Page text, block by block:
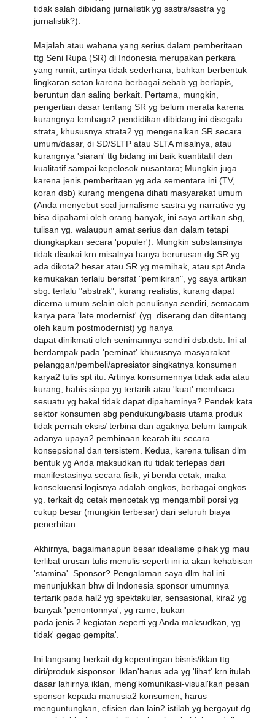
tidak salah dibidang jurnalistik yg sastra/sastra yg
jurnalistik?).
Majalah atau wahana yang serius dalam pemberitaan
ttg Seni Rupa (SR) di Indonesia merupakan perkara
yang rumit, artinya tidak sederhana, bahkan berbentuk
lingkaran setan karena berbagai sebab yg berlapis,
beruntun dan saling berkait. Pertama, mungkin,
pengertian dasar tentang SR yg belum merata karena
kurangnya lembaga2 pendidikan dibidang ini disegala
strata, khususnya strata2 yg mengenalkan SR secara
umum/dasar, di SD/SLTP atau SLTA misalnya, atau
kurangnya 'siaran' ttg bidang ini baik kuantitatif dan
kualitatif sampai kepelosok nusantara; Mungkin juga
karena jenis pemberitaan yg ada sementara ini (TV,
koran dsb) kurang mengena dihati masyarakat umum
(Anda menyebut soal jurnalisme sastra yg narrative yg
bisa dipahami oleh orang banyak, ini saya artikan sbg,
tulisan yg. walaupun amat serius dan dalam tetapi
diungkapkan secara 'populer'). Mungkin substansinya
tidak disukai krn misalnya hanya berurusan dg SR yg
ada dikota2 besar atau SR yg memihak, atau spt Anda
kemukakan terlalu bersifat "pemikiran", yg saya artikan
sbg. terlalu "abstrak", kurang realistis, kurang dapat
dicerna umum selain oleh penulisnya sendiri, semacam
karya para 'late modernist' (yg. diserang dan ditentang
oleh kaum postmodernist) yg hanya
dapat dinikmati oleh senimannya sendiri dsb.dsb. Ini al
berdampak pada 'peminat' khususnya masyarakat
pelanggan/pembeli/apresiator singkatnya konsumen
karya2 tulis spt itu. Artinya konsumennya tidak ada atau
kurang, habis siapa yg tertarik atau 'kuat' membaca
sesuatu yg bakal tidak dapat dipahaminya? Pendek kata
sektor konsumen sbg pendukung/basis utama produk
tidak pernah eksis/ terbina dan agaknya belum tampak
adanya upaya2 pembinaan kearah itu secara
konsepsional dan tersistem. Kedua, karena tulisan dlm
bentuk yg Anda maksudkan itu tidak terlepas dari
manifestasinya secara fisik, yi benda cetak, maka
konsekuensi logisnya adalah ongkos, berbagai ongkos
yg. terkait dg cetak mencetak yg mengambil porsi yg
cukup besar (mungkin terbesar) dari seluruh biaya
penerbitan.
Akhirnya, bagaimanapun besar idealisme pihak yg mau
terlibat urusan tulis menulis seperti ini ia akan kehabisan
'stamina'. Sponsor? Pengalaman saya dlm hal ini
menunjukkan bhw di Indonesia sponsor umumnya
tertarik pada hal2 yg spektakular, sensasional, kira2 yg
banyak 'penontonnya', yg rame, bukan
pada jenis 2 kegiatan seperti yg Anda maksudkan, yg
tidak' gegap gempita'.
Ini langsung berkait dg kepentingan bisnis/iklan ttg
diri/produk sisponsor. Iklan'harus ada yg 'lihat' krn itulah
dasar lahirnya iklan, meng'komunikasi-visual'kan pesan
sponsor kepada manusia2 konsumen, harus
menguntungkan, efisien dan lain2 istilah yg bergayut dg